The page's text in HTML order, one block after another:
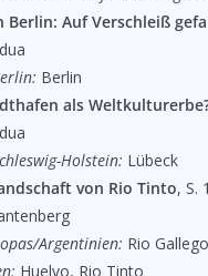
Berlin: Auf Verschleiß
Berlin
als
Holstein: Lübeck
von Rio Tinto, S.
Argentinien: Rio
Huelvo, Rio Tinto